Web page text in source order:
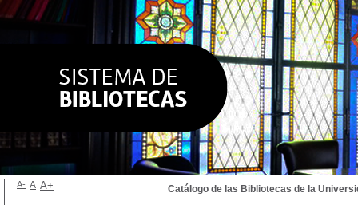
Catálogo de las Bibliotecas de la
A- A A+